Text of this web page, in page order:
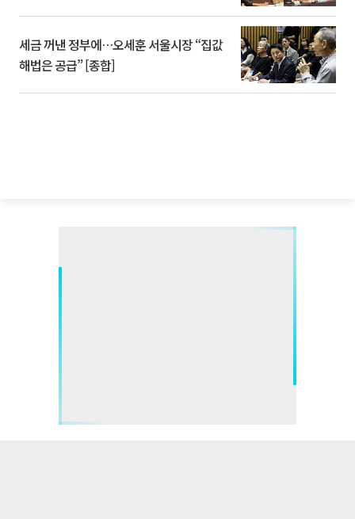
세금 꺼낸 정부에…오세훈 서울시장 “집값
해법은 공급” [종합]